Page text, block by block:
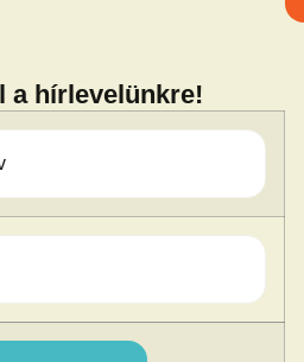
a hírlevelünkre!